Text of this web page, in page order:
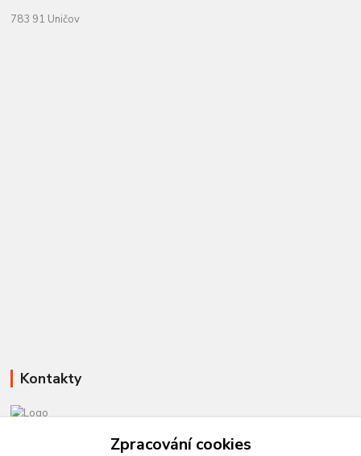
783 91 Uničov
Kontakty
Zpracování cookies